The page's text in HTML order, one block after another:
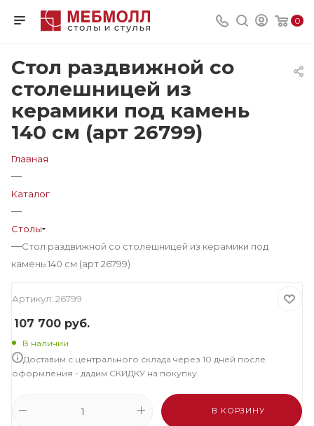
0
Стол раздвижной со
столешницей из
керамики под камень
140 см (арт 26799)
Главная
—
Каталог
—
Столы
—Стол раздвижной со столешницей из керамики под
камень 140 см (арт 26799)
Артикул: 26799
107 700 руб.
В наличии
Доставим с центрального склада через 10 дней после
оформления - дадим СКИДКУ на покупку.
В КОРЗИНУ